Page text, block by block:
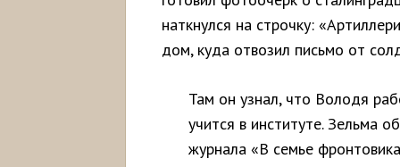
наткнулся на строчку:
дом, куда отвозил письмо от
Там он узнал, что Володя
учится в институте. Зельма
журнала «В семье